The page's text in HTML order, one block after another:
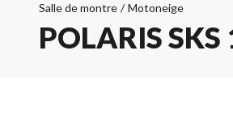
Salle de montre / Motoneige
POLARIS